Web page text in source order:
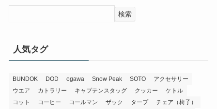
検索
人気タグ
BUNDOK DOD ogawa Snow Peak SOTO
アクセサリー
ウエア
カトラリー キャプテンスタッグ クッカー
ケトル
コット
コーヒー コールマン ザック タープ
チェア（椅子）